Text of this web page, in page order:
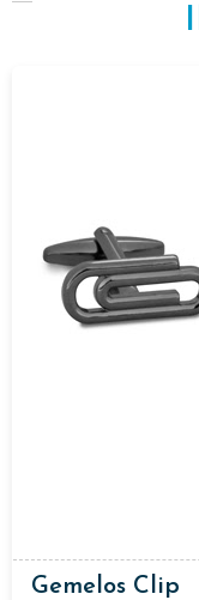
Gemelos Clip